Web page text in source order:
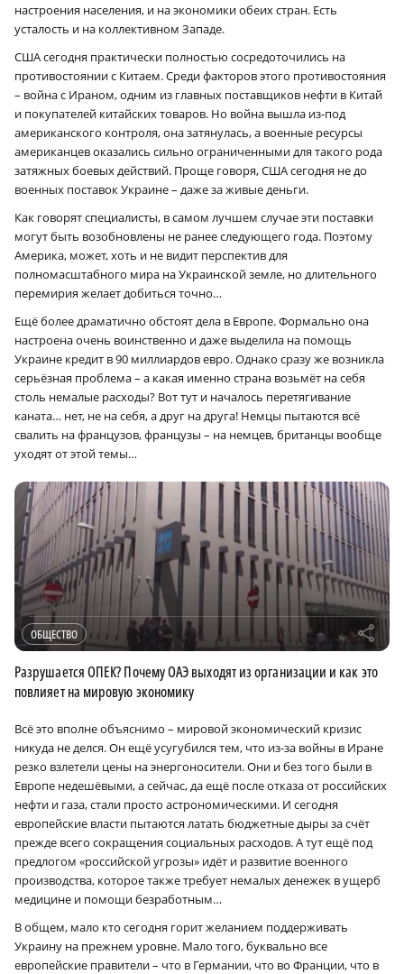
настроения населения, и на экономики обеих стран. Есть
усталость и на коллективном Западе.
США сегодня практически полностью сосредоточились на
противостоянии с Китаем. Среди факторов этого противостояния
– война с Ираном, одним из главных поставщиков нефти в Китай
и покупателей китайских товаров. Но война вышла из-под
американского контроля, она затянулась, а военные ресурсы
американцев оказались сильно ограниченными для такого рода
затяжных боевых действий. Проще говоря, США сегодня не до
военных поставок Украине – даже за живые деньги.
Как говорят специалисты, в самом лучшем случае эти поставки
могут быть возобновлены не ранее следующего года. Поэтому
Америка, может, хоть и не видит перспектив для
полномасштабного мира на Украинской земле, но длительного
перемирия желает добиться точно…
Ещё более драматично обстоят дела в Европе. Формально она
настроена очень воинственно и даже выделила на помощь
Украине кредит в 90 миллиардов евро. Однако сразу же возникла
серьёзная проблема – а какая именно страна возьмёт на себя
столь немалые расходы? Вот тут и началось перетягивание
каната… нет, не на себя, а друг на друга! Немцы пытаются всё
свалить на французов, французы – на немцев, британцы вообще
уходят от этой темы…
ОБЩЕСТВО r
Разрушается ОПЕК? Почему ОАЭ выходят из организации и как это
повлияет на мировую экономику
Всё это вполне объяснимо – мировой экономический кризис
никуда не делся. Он ещё усугубился тем, что из-за войны в Иране
резко взлетели цены на энергоносители. Они и без того были в
Европе недешёвыми, а сейчас, да ещё после отказа от российских
нефти и газа, стали просто астрономическими. И сегодня
европейские власти пытаются латать бюджетные дыры за счёт
прежде всего сокращения социальных расходов. А тут ещё под
предлогом «российской угрозы» идёт и развитие военного
производства, которое также требует немалых денежек в ущерб
медицине и помощи безработным…
В общем, мало кто сегодня горит желанием поддерживать
Украину на прежнем уровне. Мало того, буквально все
европейские правители – что в Германии, что во Франции, что в
×